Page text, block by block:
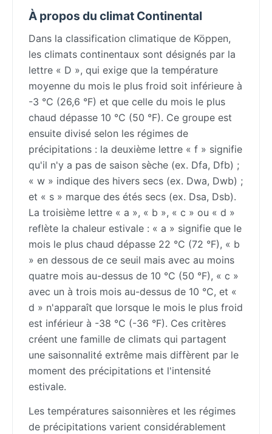
À propos du climat Continental
Dans la classification climatique de Köppen,
les climats continentaux sont désignés par la
lettre « D », qui exige que la température
moyenne du mois le plus froid soit inférieure à
-3 °C (26,6 °F) et que celle du mois le plus
chaud dépasse 10 °C (50 °F). Ce groupe est
ensuite divisé selon les régimes de
précipitations : la deuxième lettre « f » signifie
qu'il n'y a pas de saison sèche (ex. Dfa, Dfb) ;
« w » indique des hivers secs (ex. Dwa, Dwb) ;
et « s » marque des étés secs (ex. Dsa, Dsb).
La troisième lettre « a », « b », « c » ou « d »
reflète la chaleur estivale : « a » signifie que le
mois le plus chaud dépasse 22 °C (72 °F), « b
» en dessous de ce seuil mais avec au moins
quatre mois au-dessus de 10 °C (50 °F), « c »
avec un à trois mois au-dessus de 10 °C, et «
d » n'apparaît que lorsque le mois le plus froid
est inférieur à -38 °C (-36 °F). Ces critères
créent une famille de climats qui partagent
une saisonnalité extrême mais diffèrent par le
moment des précipitations et l'intensité
estivale.
Les températures saisonnières et les régimes
de précipitations varient considérablement